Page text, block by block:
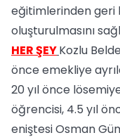
eğitimlerinden geri
oluşturulmasını
HER ŞEYKozlu
önce emekliye
20 yıl önce
öğrencisi, 4.5 yıl
eniştesi Osman